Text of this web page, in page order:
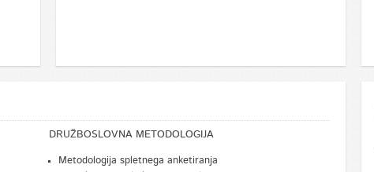
DRUŽBOSLOVNA METODOLOGIJA
Metodologija spletnega anketiranja